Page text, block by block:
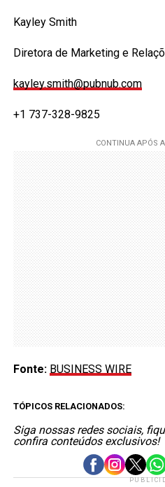
Kayley Smith
Diretora de Marketing e
kayley.smith@pubnub.com
+1 737-328-9825
Fonte: BUSINESS WIRE
TÓPICOS RELACIONADOS:
Siga nossas redes sociais,
confira conteúdos exclusivos!